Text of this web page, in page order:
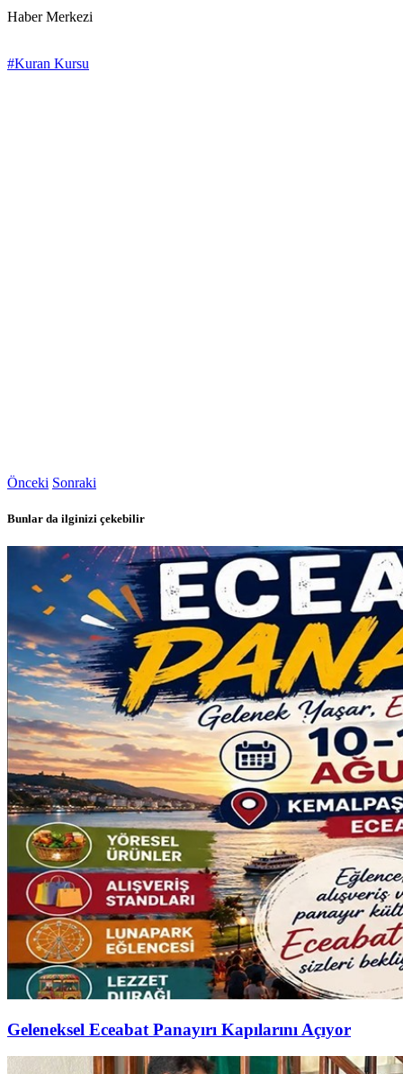
Haber Merkezi
#Kuran Kursu
Önceki Sonraki
Bunlar da ilginizi çekebilir
Geleneksel Eceabat Panayırı Kapılarını Açıyor